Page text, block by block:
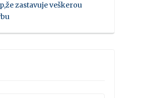
zastavuje veškerou